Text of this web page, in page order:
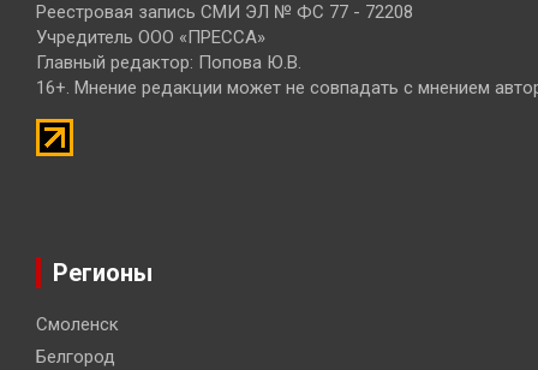
Реестровая запись СМИ ЭЛ № ФС 77 - 72208
Учредитель ООО «ПРЕССА»
Главный редактор: Попова Ю.В.
16+. Мнение редакции может не совпадать с мнением
Регионы
Смоленск
Белгород